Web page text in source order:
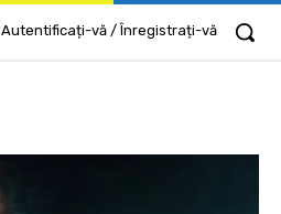
Autentificați-vă / Înregistrați-vă